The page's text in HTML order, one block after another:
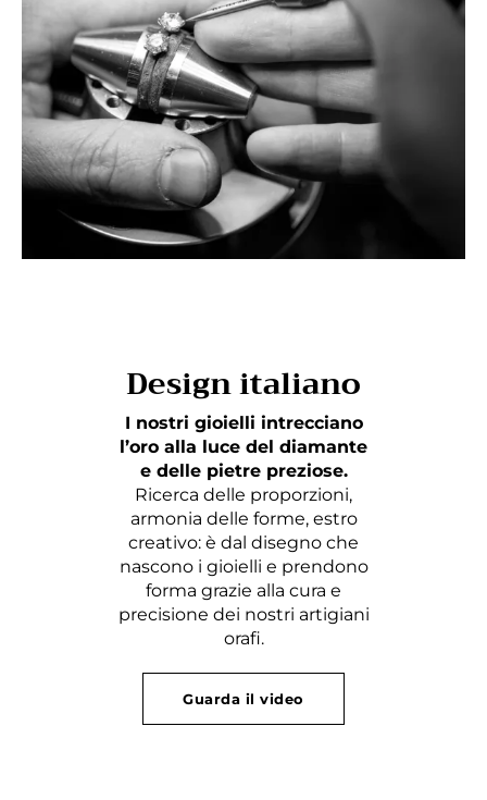
Design italiano
I nostri gioielli intrecciano
l’oro alla luce del diamante
e delle pietre preziose.
Ricerca delle proporzioni,
armonia delle forme, estro
creativo: è dal disegno che
nascono i gioielli e prendono
forma grazie alla cura e
precisione dei nostri artigiani
orafi.
Guarda il video